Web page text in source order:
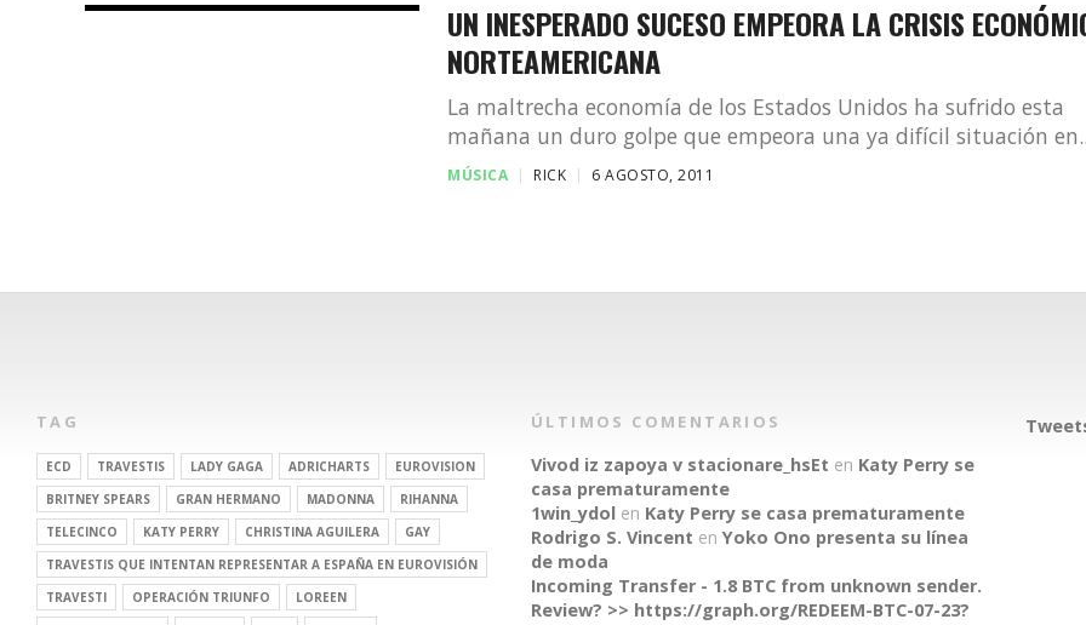
UN INESPERADO SUCESO EMPEORA LA CRISIS
NORTEAMERICANA
La maltrecha economía de los Estados Unidos ha sufrido esta
mañana un duro golpe que empeora una ya difícil situación
MÚSICA RICK 6 AGOSTO, 2011
TAG
ECD TRAVESTIS LADY GAGA ADRICHARTS
EUROVISION
BRITNEY SPEARS
GRAN HERMANO MADONNA
RIHANNA
TELECINCO
KATY PERRY CHRISTINA AGUILERA
GAY
TRAVESTIS QUE INTENTAN REPRESENTAR A ESPAÑA EN EUROVISIÓN
TRAVESTI
OPERACIÓN TRIUNFO
LOREEN
ÚLTIMOS COMENTARIOS
Vivod iz zapoya v stacionare_hsEt en Katy Perry se
casa prematuramente
1win_ydolen Katy Perry se casa prematuramente
Rodrigo S. Vincent en Yoko Ono presenta su línea
de moda
Incoming Transfer - 1.8 BTC from unknown sender.
Review? >> https://graph.org/REDEEM-BTC-07-23?